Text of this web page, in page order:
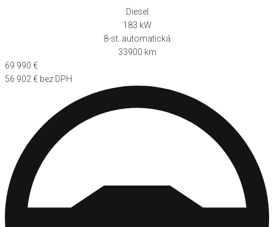
Diesel
183 kW
8-st. automatická
33900 km
69 990 €
56 902 € bez DPH